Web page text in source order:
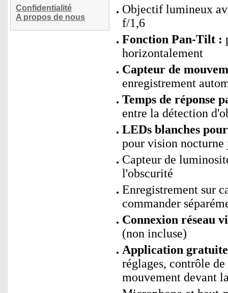
Confidentialité
A propos de nous
Objectif lumineux
f/1,6
Fonction Pan-Tilt :
horizontalement
Capteur de
enregistrement
Temps de réponse
entre la détection
LEDs blanches
pour vision nocturne
Capteur de
l'obscurité
Enregistrement sur
commander
Connexion réseau
(non incluse)
Application
réglages, contrôle
mouvement devant